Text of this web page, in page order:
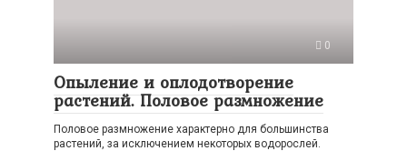
0
Опыление и оплодотворение
растений. Половое размножение
Половое размножение характерно для большинства
растений, за исключением некоторых водорослей.